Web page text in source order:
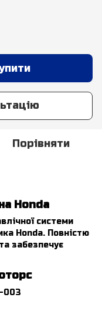
Порівняти
Honda
системи
Honda. Повністю
забезпечує
003